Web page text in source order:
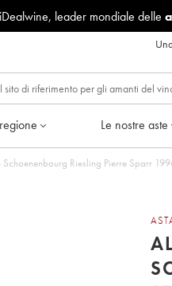
leader mondiale delle
Le nostre aste
Alsace